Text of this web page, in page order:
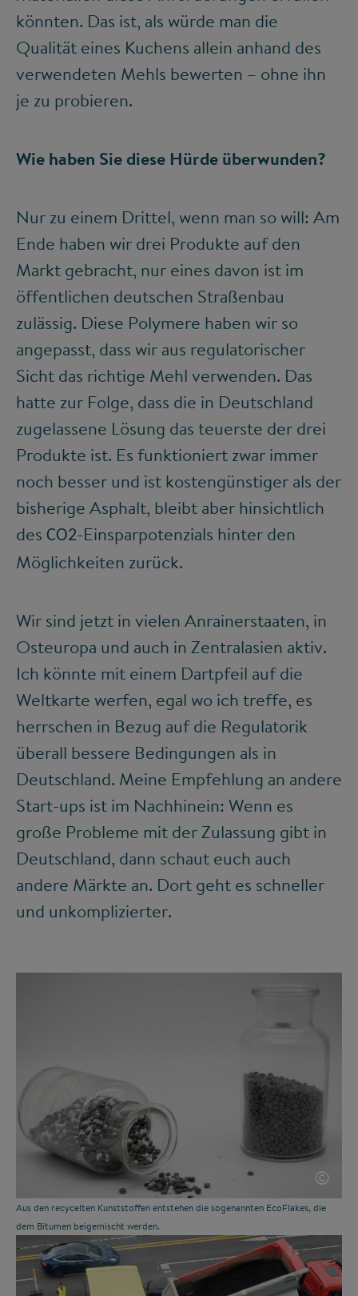
könnten. Das ist, als würde man die
Qualität eines Kuchens allein anhand des
verwendeten Mehls bewerten – ohne ihn
je zu probieren.
Wie haben Sie diese Hürde überwunden?
Nur zu einem Drittel, wenn man so will: Am
Ende haben wir drei Produkte auf den
Markt gebracht, nur eines davon ist im
öffentlichen deutschen Straßenbau
zulässig. Diese Polymere haben wir so
angepasst, dass wir aus regulatorischer
Sicht das richtige Mehl verwenden. Das
hatte zur Folge, dass die in Deutschland
zugelassene Lösung das teuerste der drei
Produkte ist. Es funktioniert zwar immer
noch besser und ist kostengünstiger als der
bisherige Asphalt, bleibt aber hinsichtlich
des CO2-Einsparpotenzials hinter den
Möglichkeiten zurück.
Wir sind jetzt in vielen Anrainerstaaten, in
Osteuropa und auch in Zentralasien aktiv.
Ich könnte mit einem Dartpfeil auf die
Weltkarte werfen, egal wo ich treffe, es
herrschen in Bezug auf die Regulatorik
überall bessere Bedingungen als in
Deutschland. Meine Empfehlung an andere
Start-ups ist im Nachhinein: Wenn es
große Probleme mit der Zulassung gibt in
Deutschland, dann schaut euch auch
andere Märkte an. Dort geht es schneller
und unkomplizierter.
©
Aus den recycelten Kunststoffen entstehen die sogenannten EcoFlakes, die
dem Bitumen beigemischt werden.